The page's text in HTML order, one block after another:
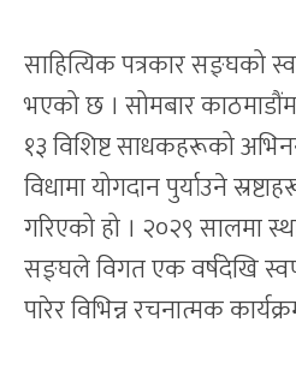
साहित्यिक पत्रकार सङ्घको
भएको छ । सोमबार
१३ विशिष्ट साधकहरूको
विधामा योगदान पुर्याउने
गरिएको हो । २०२९ सालमा
सङ्घले विगत एक वर्षदेखि
पारेर विभिन्न रचनात्मक